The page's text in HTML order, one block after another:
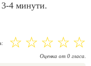
3-4 минути.
☆
☆
☆
☆
☆
Оценка от 0 гласа.